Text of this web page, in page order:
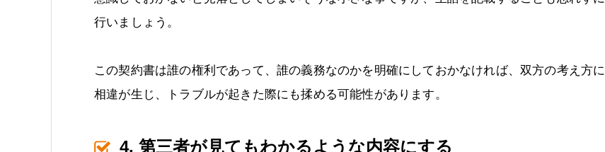
行いましょう。
この契約書は誰の権利であって、誰の義務なのかを明確にしておかなければ、双方の考え方に
相違が生じ、トラブルが起きた際にも揉める可能性があります。
4. 第三者が見てもわかるような内容にする